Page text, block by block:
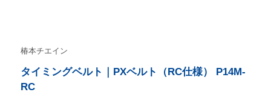
椿本チエイン
タイミングベルト｜PXベルト（RC仕様） P14M-
RC